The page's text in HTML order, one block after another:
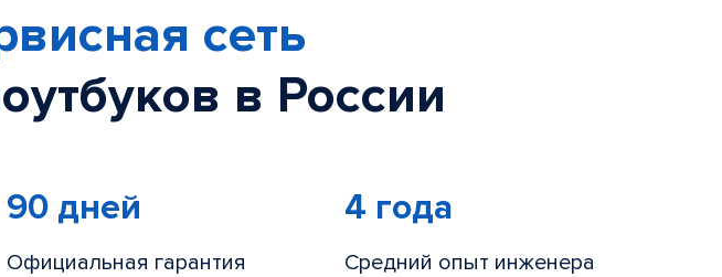
сеть
в России
90 дней
Официальная гарантия
4 года
Средний опыт инженера